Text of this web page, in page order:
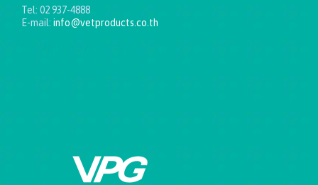
Tel: 02 937-4888
E-mail: info@vetproducts.co.th